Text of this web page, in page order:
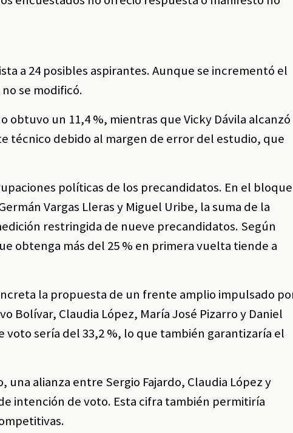
a 24 posibles aspirantes. Aunque se incrementó el
se modificó.
obtuvo un 11,4 %, mientras que Vicky Dávila alcanzó
técnico debido al margen de error del estudio, que
políticas de los precandidatos. En el bloque
Vargas Lleras y Miguel Uribe, la suma de la
restringida de nueve precandidatos. Según
obtenga más del 25 % en primera vuelta tiende a
la propuesta de un frente amplio impulsado
Bolívar, Claudia López, María José Pizarro y Daniel
sería del 33,2 %, lo que también garantizaría el
alianza entre Sergio Fajardo, Claudia López y
intención de voto. Esta cifra también permitiría